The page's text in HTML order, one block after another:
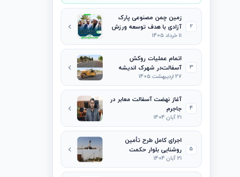
خبری شهردار
2
زمین چمن مصنوعی پارک
آزادی با هدف توسعه ورزش
محلات افتتاح شد
11 خرداد 1405
3
اتمام عملیات روکش
آسفالت‌در شهرک اندیشه
27 اردیبهشت 1405
4
آغاز نهضت آسفالت معابر در
جاجرم
21 آبان 1404
5
اجرای کامل طرح تأمین
روشنایی بلوار حکمت
21 آبان 1404